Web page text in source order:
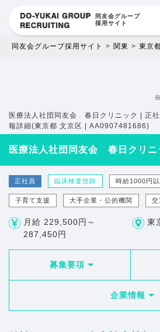
同友会グループ
採用サイト
同友会グループ採用サイト 関東 東京
医療法人社団同友会 春日クリニック | 正
報詳細(東京都 文京区 | AA0907481686)
医療法人社団同友会 春日クリニ
正社員 臨床検査技師 時給1000円以
子育て支援 大手企業・公的機関 交
月給 229,500円～
287,450円
東
募集要項
企業情報